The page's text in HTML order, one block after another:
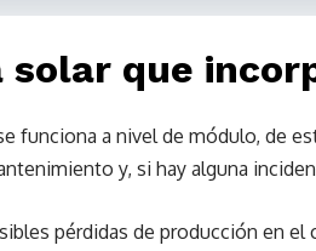
solar que
funciona a nivel de módulo, de
y, si hay alguna
pérdidas de producción en